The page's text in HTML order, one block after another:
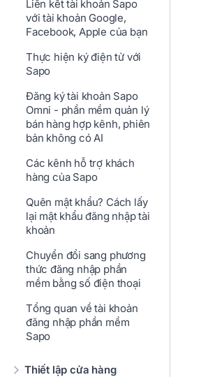
Liên kết tài khoản Sapo
với tài khoản Google,
Facebook, Apple của bạn
Thực hiện ký điện tử với
Sapo
Đăng ký tài khoản Sapo
Omni - phần mềm quản lý
bán hàng hợp kênh, phiên
bản không có AI
Các kênh hỗ trợ khách
hàng của Sapo
Quên mật khẩu? Cách lấy
lại mật khẩu đăng nhập tài
khoản
Chuyển đổi sang phương
thức đăng nhập phần
mềm bằng số điện thoại
Tổng quan về tài khoản
đăng nhập phần mềm
Sapo
Thiết lập cửa hàng